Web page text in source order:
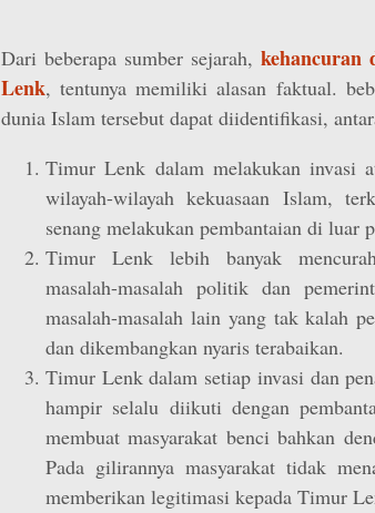
Dari beberapa sumber sejarah, kehancuran
Lenk, tentunya memiliki alasan faktual.
dunia Islam tersebut dapat diidentifikasi,
Timur Lenk dalam melakukan invasi
wilayah-wilayah kekuasaan Islam,
senang melakukan pembantaian di luar
Timur Lenk lebih banyak
masalah-masalah politik dan
masalah-masalah lain yang tak kalah
dan dikembangkan nyaris terabaikan.
Timur Lenk dalam setiap invasi dan
hampir selalu diikuti dengan
membuat masyarakat benci bahkan
Pada gilirannya masyarakat tidak
memberikan legitimasi kepada Timur